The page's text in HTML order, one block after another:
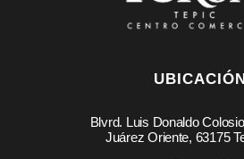
Blvrd. Luis Donaldo
Juárez Oriente, 63175